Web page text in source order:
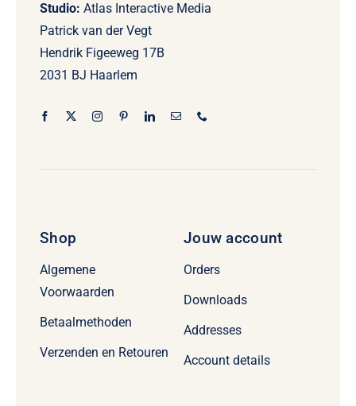
Studio: Atlas Interactive Media
Patrick van der Vegt
Hendrik Figeeweg 17B
2031 BJ Haarlem
Shop
Algemene
Voorwaarden
Betaalmethoden
Verzenden en Retouren
Jouw account
Orders
Downloads
Addresses
Account details